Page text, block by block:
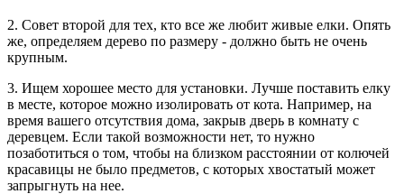
2. Совет второй для тех, кто все же любит живые елки. Опять
же, определяем дерево по размеру - должно быть не очень
крупным.
3. Ищем хорошее место для установки. Лучше поставить елку
в месте, которое можно изолировать от кота. Например, на
время вашего отсутствия дома, закрыв дверь в комнату с
деревцем. Если такой возможности нет, то нужно
позаботиться о том, чтобы на близком расстоянии от колючей
красавицы не было предметов, с которых хвостатый может
запрыгнуть на нее.